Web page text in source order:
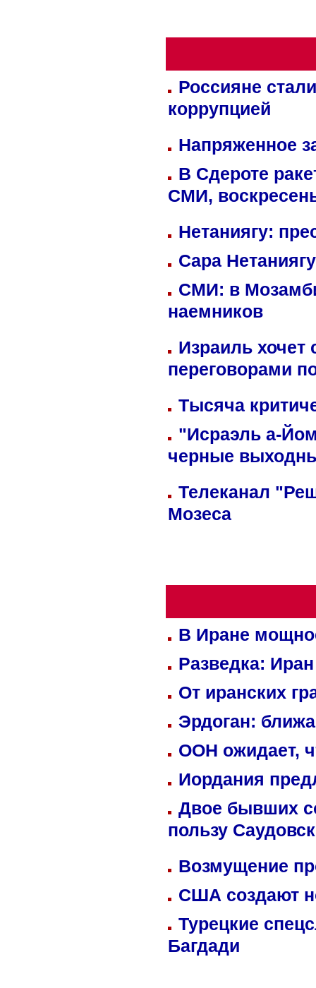
Россияне
коррупцией
Напряженное
В Сдероте
СМИ,
Нетаниягу:
Сара
СМИ: в
наемников
Израиль хочет
переговорами
Тысяча
"Исраэль а-
черные
Телеканал
Мозеса
В Иране
Разведка:
От иранских
Эрдоган:
ООН ожидает,
Иордания
Двое бывших
пользу
Возмущение
США создают
Турецкие
Багдади